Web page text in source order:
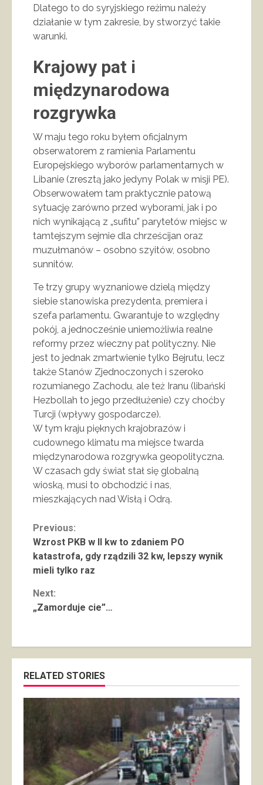
Dlatego to do syryjskiego reżimu należy
działanie w tym zakresie, by stworzyć takie
warunki.
Krajowy pat i
międzynarodowa
rozgrywka
W maju tego roku byłem oficjalnym
obserwatorem z ramienia Parlamentu
Europejskiego wyborów parlamentarnych w
Libanie (zresztą jako jedyny Polak w misji PE).
Obserwowałem tam praktycznie patową
sytuację zarówno przed wyborami, jak i po
nich wynikającą z „sufitu” parytetów miejsc w
tamtejszym sejmie dla chrześcijan oraz
muzułmanów – osobno szyitów, osobno
sunnitów.
Te trzy grupy wyznaniowe dzielą między
siebie stanowiska prezydenta, premiera i
szefa parlamentu. Gwarantuje to względny
pokój, a jednocześnie uniemożliwia realne
reformy przez wieczny pat polityczny. Nie
jest to jednak zmartwienie tylko Bejrutu, lecz
także Stanów Zjednoczonych i szeroko
rozumianego Zachodu, ale też Iranu (libański
Hezbollah to jego przedłużenie) czy choćby
Turcji (wpływy gospodarcze).
W tym kraju pięknych krajobrazów i
cudownego klimatu ma miejsce twarda
międzynarodowa rozgrywka geopolityczna.
W czasach gdy świat stał się globalną
wioską, musi to obchodzić i nas,
mieszkających nad Wisłą i Odrą.
Continue
Reading
Previous:
Wzrost PKB w II kw to zdaniem PO
katastrofa, gdy rządzili 32 kw, lepszy wynik
mieli tylko raz
Next:
„Zamorduje cie”…
RELATED STORIES